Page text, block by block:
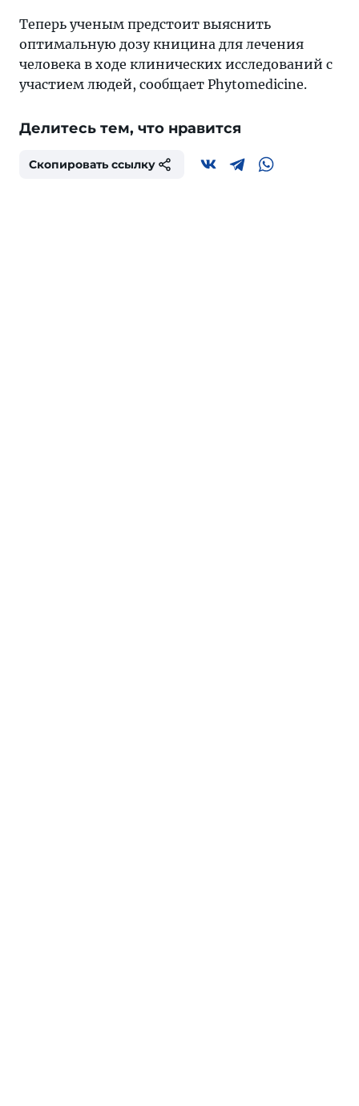
Теперь ученым предстоит выяснить
оптимальную дозу кницина для лечения
человека в ходе клинических исследований с
участием людей, сообщает Phytomedicine.
Делитесь тем, что нравится
Скопировать ссылку